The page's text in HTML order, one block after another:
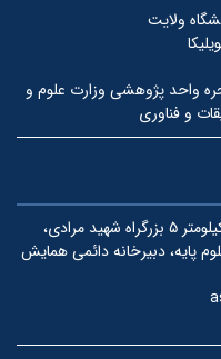
ولایت
واحد پژوهشی وزارت علوم و
و فناوری
سیستان و بلوچستان، ایرانشهر، کیلومتر ۵ بزرگراه شهید مرادی،
پایه، دبیرخانه دائمی همایش